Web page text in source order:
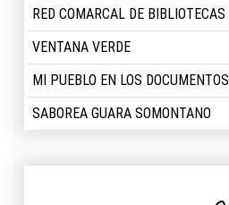
RED COMARCAL DE BIBLIOTECAS
VENTANA VERDE
MI PUEBLO EN LOS DOCUMENTOS
SABOREA GUARA SOMONTANO